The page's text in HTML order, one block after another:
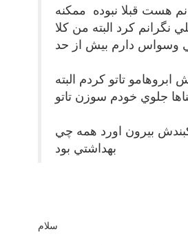
هست قبلا نبوده ممكنه
نگرانم كرد البته من كلا
پيش ابروهامو تاتو كردم البته
جلوي خودم سوزن تاتو
بيرون اورد همه چي
بهداشتي بود
سلام